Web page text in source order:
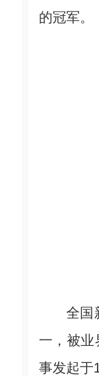
的冠军。
全国新
一，被业
事发起于